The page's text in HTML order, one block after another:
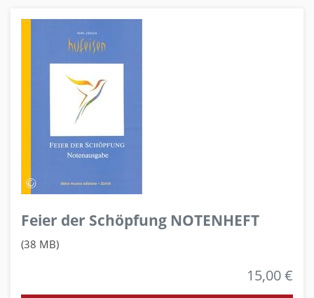
Feier der Schöpfung NOTENHEFT
(38 MB)
15,00 €